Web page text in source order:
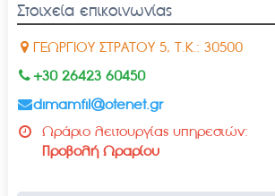
Στοιχεία επικοινωνίας
ΓΕΩΡΓΙΟΥ ΣΤΡΑΤΟΥ 5, Τ.Κ.: 30500
+30 26423 60450
dimamfil@otenet.gr
Ωράριο λειτουργίας υπηρεσιών:
Προβολή Ωραρίου